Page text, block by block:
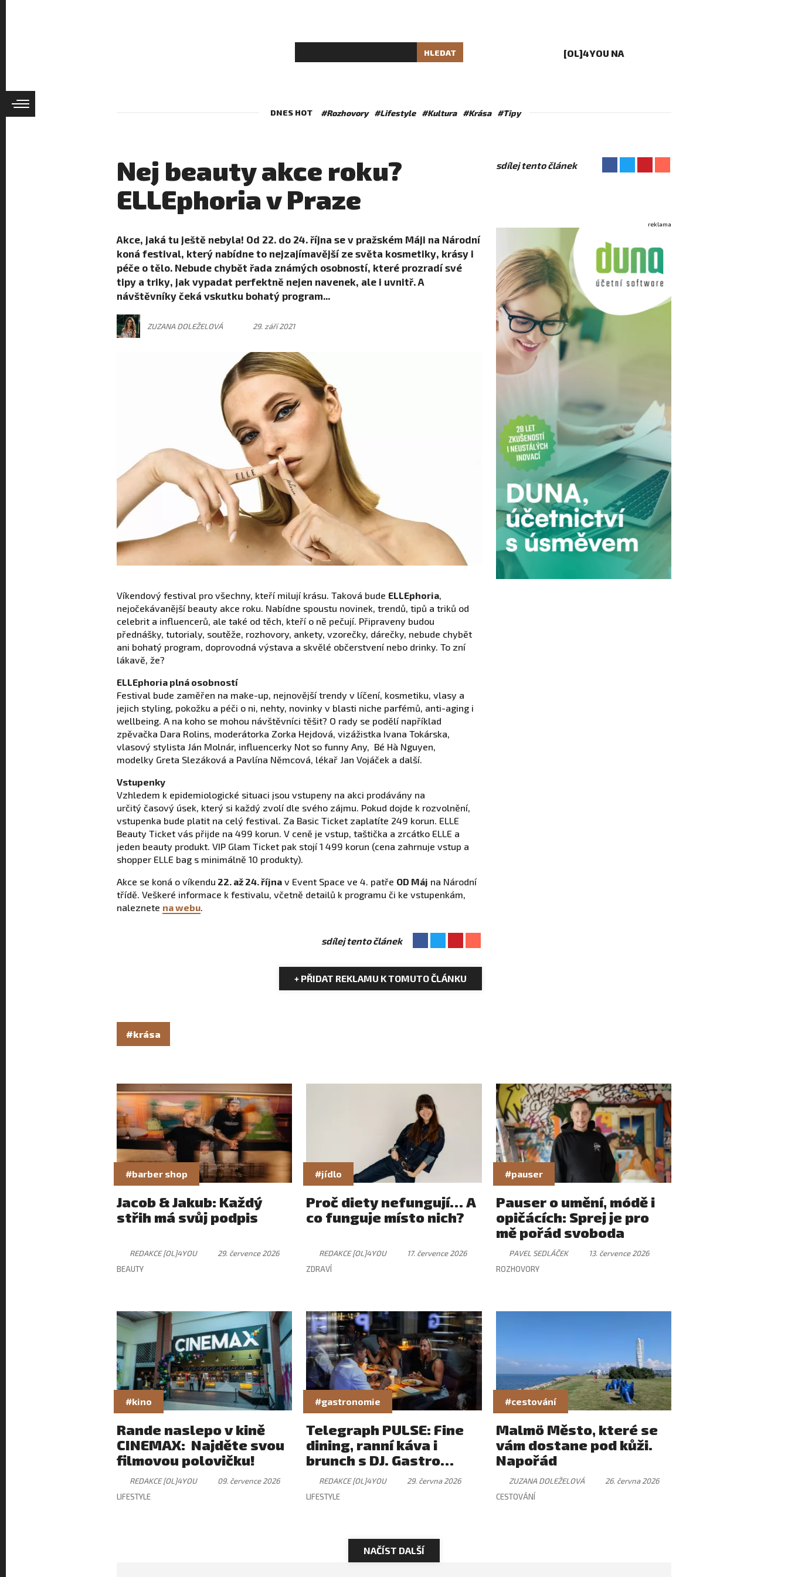
HLEDAT [OL]4YOU NA
DNES HOT #Rozhovory #Lifestyle #Kultura #Krása #Tipy
Nej beauty akce roku?
ELLEphoria v Praze
Akce, jaká tu ještě nebyla! Od 22. do 24. října se v pražském Máji na Národní
koná festival, který nabídne to nejzajímavější ze světa kosmetiky, krásy i
péče o tělo. Nebude chybět řada známých osobností, které prozradí své
tipy a triky, jak vypadat perfektně nejen navenek, ale i uvnitř. A
návštěvníky čeká vskutku bohatý program...
ZUZANA DOLEŽELOVÁ 29. září 2021
Víkendový festival pro všechny, kteří milují krásu. Taková bude ELLEphoria,
nejočekávanější beauty akce roku. Nabídne spoustu novinek, trendů, tipů a triků od
celebrit a influencerů, ale také od těch, kteří o ně pečují. Připraveny budou
přednášky, tutorialy, soutěže, rozhovory, ankety, vzorečky, dárečky, nebude chybět
ani bohatý program, doprovodná výstava a skvělé občerstvení nebo drinky. To zní
lákavě, že?
ELLEphoria plná osobností
Festival bude zaměřen na make-up, nejnovější trendy v líčení, kosmetiku, vlasy a
jejich styling, pokožku a péči o ni, nehty, novinky v blasti niche parfémů, anti-aging i
wellbeing. A na koho se mohou návštěvníci těšit? O rady se podělí například
zpěvačka Dara Rolins, moderátorka Zorka Hejdová, vizážistka Ivana Tokárska,
vlasový stylista Ján Molnár, influencerky Not so funny Any, Bé Hà Nguyen,
modelky Greta Slezáková a Pavlína Němcová, lékař Jan Vojáček a další.
Vstupenky
Vzhledem k epidemiologické situaci jsou vstupeny na akci prodávány na
určitý časový úsek, který si každý zvolí dle svého zájmu. Pokud dojde k rozvolnění,
vstupenka bude platit na celý festival. Za Basic Ticket zaplatíte 249 korun. ELLE
Beauty Ticket vás přijde na 499 korun. V ceně je vstup, taštička a zrcátko ELLE a
jeden beauty produkt. VIP Glam Ticket pak stojí 1 499 korun (cena zahrnuje vstup a
shopper ELLE bag s minimálně 10 produkty).
Akce se koná o víkendu 22. až 24. října v Event Space ve 4. patře OD Máj na Národní
třídě. Veškeré informace k festivalu, včetně detailů k programu či ke vstupenkám,
naleznete na webu.
sdílej tento článek
+ PŘIDAT REKLAMU K TOMUTO ČLÁNKU
#krása
sdílej tento článek
reklama
#barber shop
Jacob & Jakub: Každý
střih má svůj podpis
REDAKCE [OL]4YOU
29. července 2026
BEAUTY
#jídlo
Proč diety nefungují… A
co funguje místo nich?
REDAKCE [OL]4YOU
17. července 2026
ZDRAVÍ
#pauser
Pauser o umění, módě i
opičácích: Sprej je pro
mě pořád svoboda
PAVEL SEDLÁČEK
13. července 2026
ROZHOVORY
#kino
Rande naslepo v kině
CINEMAX: Najděte svou
filmovou polovičku!
REDAKCE [OL]4YOU
09. července 2026
LIFESTYLE
#gastronomie
Telegraph PULSE: Fine
dining, ranní káva i
brunch s DJ. Gastro
zážitek, který má svůj
rytmus
REDAKCE [OL]4YOU
29. června 2026
LIFESTYLE
#cestování
Malmö Město, které se
vám dostane pod kůži.
Napořád
ZUZANA DOLEŽELOVÁ
26. června 2026
CESTOVÁNÍ
NAČÍST DALŠÍ